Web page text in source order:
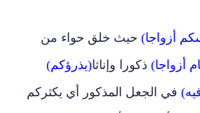
أزواجا) حيث خلق حواء من
أزواجا) ذكورا وإناثا(يذرؤكم)
في الجعل المذكور أي يكثركم